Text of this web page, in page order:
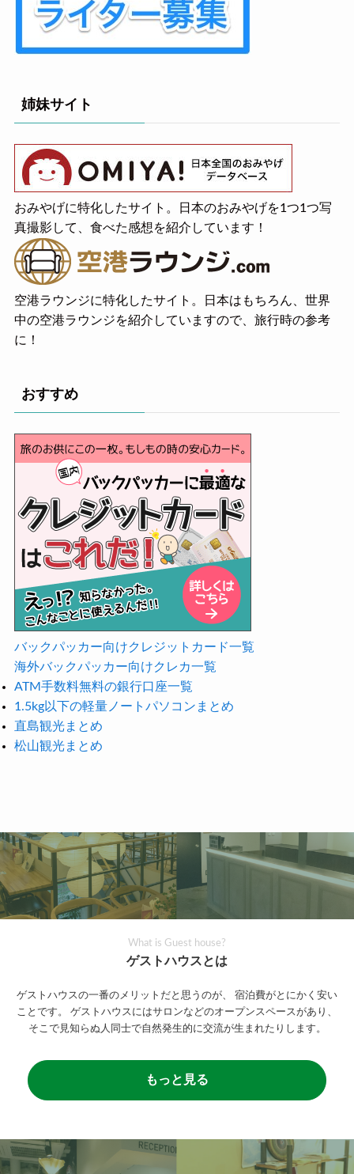
姉妹サイト
おみやげに特化したサイト。日本のおみやげを1つ1つ写
真撮影して、食べた感想を紹介しています！
空港ラウンジに特化したサイト。日本はもちろん、世界
中の空港ラウンジを紹介していますので、旅行時の参考
に！
おすすめ
バックパッカー向けクレジットカード一覧
海外バックパッカー向けクレカ一覧
ATM手数料無料の銀行口座一覧
1.5kg以下の軽量ノートパソコンまとめ
直島観光まとめ
松山観光まとめ
What is Guest house?
ゲストハウスとは
ゲストハウスの一番のメリットだと思うのが、
宿泊費がとにかく安い
ことです。
ゲストハウスにはサロンなどのオープンスペースがあり、
そこで見知らぬ人同士で自然発生的に交流が生まれたりします。
もっと見る